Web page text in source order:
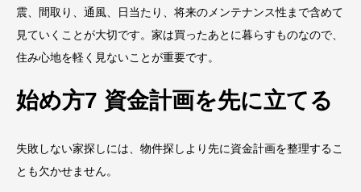
震、間取り、通風、日当たり、将来のメンテナンス性まで含めて
見ていくことが大切です。家は買ったあとに暮らすものなので、
住み心地を軽く見ないことが重要です。
始め方7 資金計画を先に立てる
失敗しない家探しには、物件探しより先に資金計画を整理するこ
とも欠かせません。